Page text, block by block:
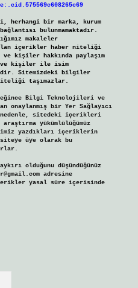
herhangi bir marka, kurum
bulunmamaktadır.
makaleler
alan içerikler haber niteliği
ve kişiler hakkında paylaşım
ve kişiler ile isim
Sitemizdeki bilgiler
taşımazlar.
Bilgi Teknolojileri ve
onaylanmış bir Yer Sağlayıcı
nedenle, sitedeki içerikleri
yükümlülüğümüz
yazdıkları içeriklerin
üye olarak bu
olduğunu düşündüğünüz
adresine
yasal süre içerisinde